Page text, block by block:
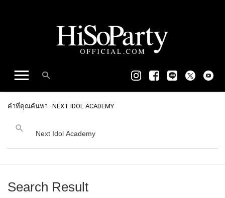
คำที่คุณค้นหา : NEXT IDOL ACADEMY
Search Result